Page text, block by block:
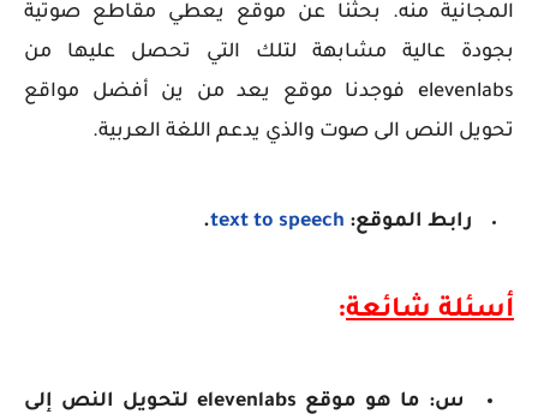
المجانية منه. بحثنا عن موقع يعطي مقاطع صوتية
بجودة عالية مشابهة لتلك التي تحصل عليها من
elevenlabs فوجدنا موقع يعد من ين أفضل مواقع
تحويل النص الى صوت والذي يدعم اللغة العربية.
رابط الموقع: text to speech
.
أسئلة شائعة:
س: ما هو موقع elevenlabs لتحويل النص إلى